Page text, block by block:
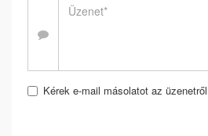
Kérek e-mail másolatot az üzenetről